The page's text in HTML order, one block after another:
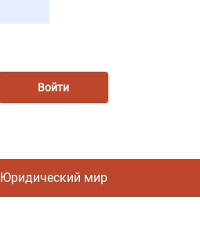
Войти
Юридический мир